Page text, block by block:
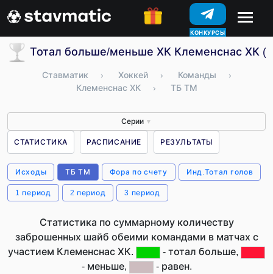
КОНКУРСЫ
Тотал больше/меньше ХК Клеменснас ХК
Ставматик › Хоккей › Команды
›
Клеменснас ХК
› ТБ ТМ
Серии ▼
СТАТИСТИКА РАСПИСАНИЕ РЕЗУЛЬТАТЫ
Исходы ТБ ТМ Фора по счету Инд.Тотал голов
1 период 2 период 3 период
Статистика по суммарному количеству
заброшенных шайб обеими командами в матчах с
участием Клеменснас ХК.
- тотал больше,
- меньше,
- равен.